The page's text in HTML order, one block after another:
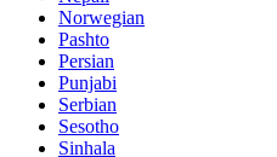
Norwegian
Pashto
Persian
Punjabi
Serbian
Sesotho
Sinhala